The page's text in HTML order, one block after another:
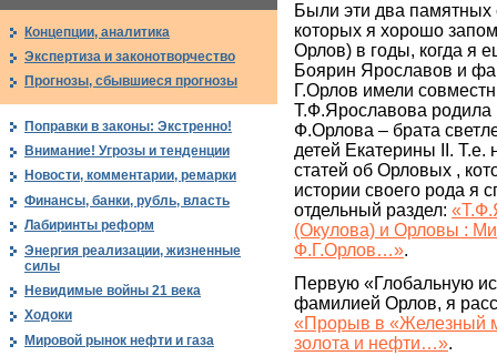
Были эти два памятных
которых я хорошо
Орлов) в годы, когда я
Боярин Ярославов и
Г.Орлов имели
Т.Ф.Ярославова родила
Ф.Орлова – брата
детей Екатерины II.
статей об Орловых ,
истории своего рода я
отдельный раздел:
(Окулова) и Орловы :
Ф.Г.Орлов…».
Первую «Глобальную
фамилией Орлов, я
«Прорыв в «Железный
золота и нефти…».
Концепции, аналитика
Экспертиза и законотворчество
Прогнозы, сбывшиеся прогнозы
Поправки в законы: Экстренно!
Внимание! Угрозы и тенденции
Новости, комментарии, ремарки
Финансы, банки, рубль, власть
Лабиринты реформ
Энергия реализации, жизненные
силы
Невидимые войны 21 века
Ходоки
Мировой рынок нефти и газа